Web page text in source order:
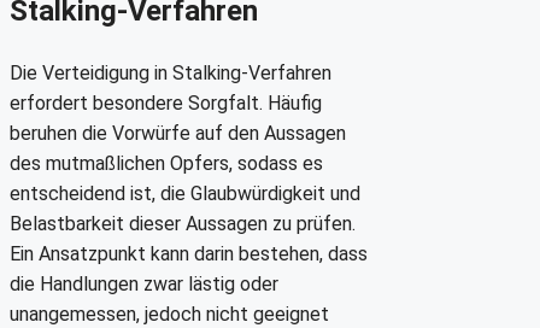
Stalking-Verfahren
Die Verteidigung in Stalking-Verfahren
erfordert besondere Sorgfalt. Häufig
beruhen die Vorwürfe auf den Aussagen
des mutmaßlichen Opfers, sodass es
entscheidend ist, die Glaubwürdigkeit und
Belastbarkeit dieser Aussagen zu prüfen.
Ein Ansatzpunkt kann darin bestehen, dass
die Handlungen zwar lästig oder
unangemessen, jedoch nicht geeignet